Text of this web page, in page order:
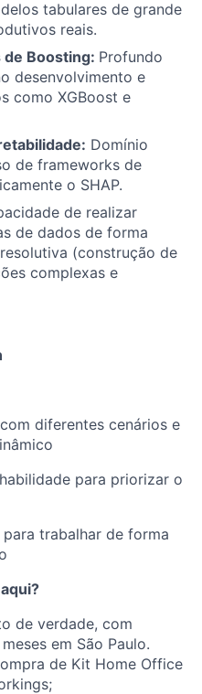
tabulares de grande
reais.
Boosting: Profundo
desenvolvimento e
como XGBoost e
Domínio
de frameworks de
o SHAP.
de realizar
de dados de forma
(construção de
complexas e
diferentes cenários e
para priorizar o
trabalhar de forma
de verdade, com
em São Paulo.
de Kit Home Office